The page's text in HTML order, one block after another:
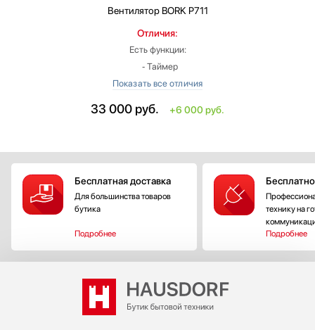
ВентиляторBORK P711
Отличия:
Есть функции:
‐ Таймер
‐ Функция наклона
Высота: больше на 25.2 см
Цвет: серый
Мощность: 24 Вт
33 000 руб. +6 000 руб.
Бесплатная доставка
Для большинства товаров
бутика
Подробнее
технику на
Подробнее